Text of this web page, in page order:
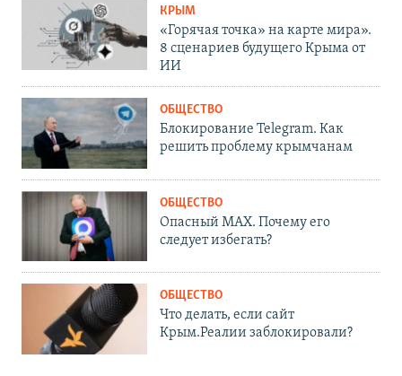
КРЫМ
«Горячая точка» на карте мира».
8 сценариев будущего Крыма от
ИИ
ОБЩЕСТВО
Блокирование Telegram. Как
решить проблему крымчанам
ОБЩЕСТВО
Опасный MAX. Почему его
следует избегать?
ОБЩЕСТВО
Что делать, если сайт
Крым.Реалии заблокировали?